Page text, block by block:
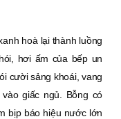
hoà lại thành luồng
hơi ấm của bếp un
cười sảng khoái, vang
giấc ngủ. Bỗng có
bịp báo hiệu nước lớn